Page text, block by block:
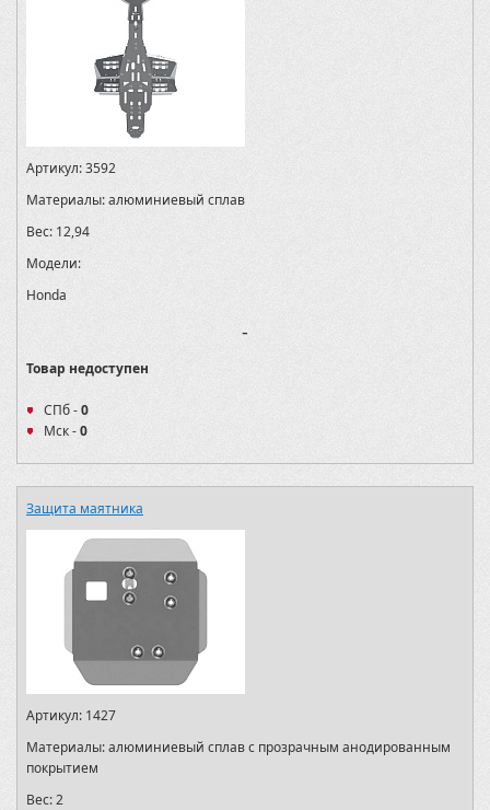
Артикул:3592
Материалы:алюминиевый сплав
Вес: 12,94
Модели:
Honda
-
Товар недоступен
СПб -0
Мск -0
Защита маятника
Артикул: 1427
Материалы:алюминиевый сплав с прозрачным анодированным
покрытием
Вес:2